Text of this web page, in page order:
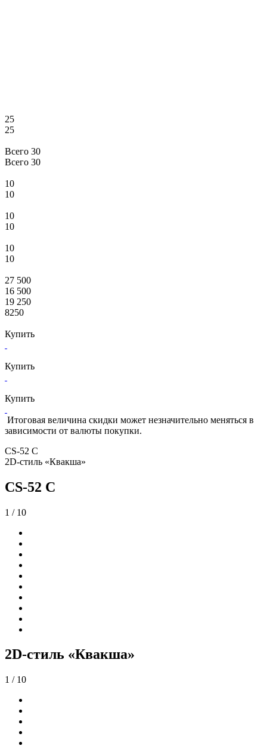
25
25
Всего 30
Всего 30
10
10
10
10
10
10
27 500
16 500
19 250
8250
Купить
Купить
Купить
Итоговая величина скидки может незначительно меняться в
зависимости от валюты покупки.
CS-52 C
2D-стиль «Квакша»
CS-52 C
1 / 10
2D-стиль «Квакша»
1 / 10